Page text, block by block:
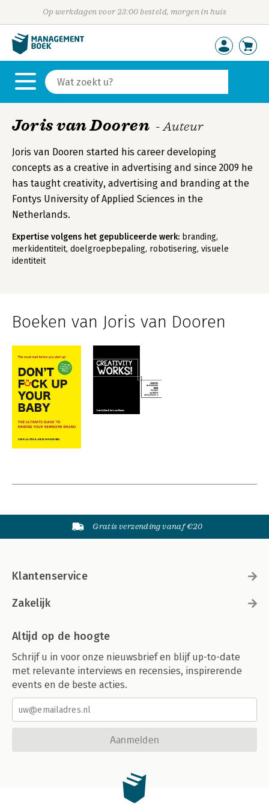
Op werkdagen voor 23:00 besteld, morgen in huis
Joris van Dooren - Auteur
Joris van Dooren started his career developing
concepts as a creative in advertising and since 2009 he
has taught creativity, advertising and branding at the
Fontys University of Applied Sciences in the
Netherlands.
Expertise volgens het gepubliceerde werk: branding,
merkidentiteit, doelgroepbepaling, robotisering, visuele
identiteit
Boeken van Joris van Dooren
Gratis verzending vanaf €20
Klantenservice
Zakelijk
Altijd op de hoogte
Schrijf u in voor onze nieuwsbrief en blijf up-to-date
met relevante interviews en recensies, inspirerende
events en de beste acties.
Aanmelden